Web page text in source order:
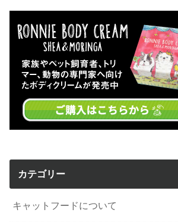
カテゴリー
キャットフードについて